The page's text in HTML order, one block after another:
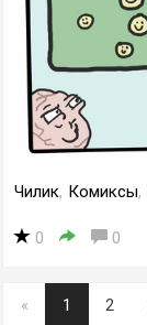
Чилик, Комиксы,
0 0
« 1 2